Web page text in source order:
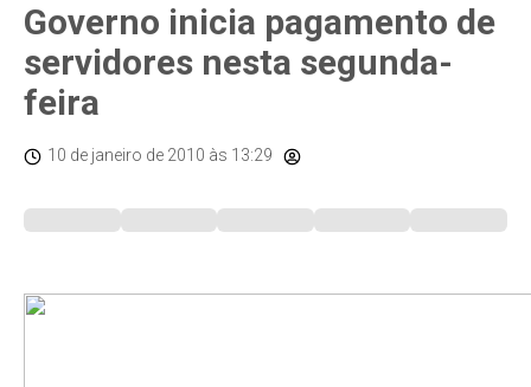
Governo inicia pagamento de
servidores nesta segunda-
feira
10 de janeiro de 2010 às 13:29